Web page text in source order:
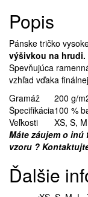
Popis
Pánske tričko
výšivkou na hrudi.
Spevňujúca
vzhľad vďaka
Gramáž
200 g/
Špecifikácia100 %
Veľkosti
XS, S,
Máte záujem o
vzoru ?
Ďalšie